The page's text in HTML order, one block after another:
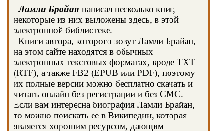
Ламли Брайан написал несколько книг,
некоторые из них выложены здесь, в этой
электронной библиотеке.
Книги автора, которого зовут Ламли Брайан,
на этом сайте находятся в обычных
электронных текстовых форматах, вроде TXT
(RTF), а также FB2 (EPUB или PDF), поэтому
их полные версии можно бесплатно скачать и
читать онлайн без регистрации и без СМС.
Если вам интересна биография Ламли Брайан,
то можно поискать ее в Википедии, которая
является хорошим ресурсом, дающим